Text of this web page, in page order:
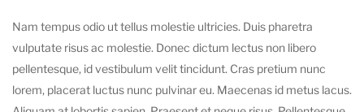
Nam tempus odio ut tellus molestie ultricies. Duis pharetra
vulputate risus ac molestie. Donec dictum lectus non libero
pellentesque, id vestibulum velit tincidunt. Cras pretium nunc
lorem, placerat luctus nunc pulvinar eu. Maecenas id metus lacus.